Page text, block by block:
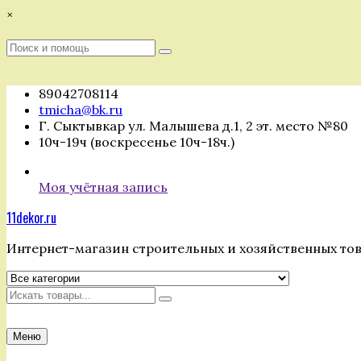
Перейти
содержимому
×
Поиск
Поиск
89042708114
tmicha@bk.ru
Г. Сыктывкар ул. Малышева д.1, 2 эт. место №80
10ч-19ч (воскресенье 10ч-18ч.)
Моя учётная запись
11dekor.ru
Интернет-магазин строительных и хозяйственных
Искать
Меню